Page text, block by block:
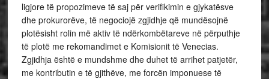
ligjore të propozimeve të saj për verifikimin e gjykatësve
dhe prokurorëve, të negociojë zgjidhje që mundësojnë
plotësisht rolin më aktiv të ndërkombëtareve në përputhje
të plotë me rekomandimet e Komisionit të Venecias.
Zgjidhja është e mundshme dhe duhet të arrihet patjetër,
me kontributin e të gjithëve, me forcën imponuese të